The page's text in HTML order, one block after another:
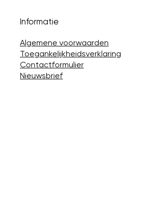
Informatie
Algemene voorwaarden
Toegankelijkheidsverklaring
Contactformulier
Nieuwsbrief